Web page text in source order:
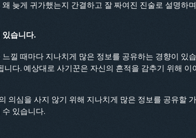
늦게 귀가했는지 간결하고 잘 짜여진 진술로 설명하
있습니다.
낄 때마다 지나치게 많은 정보를 공유하는 경향이 있
다. 예상대로 사기꾼은 자신의 흔적을 감추기 위해 이
의심을 사지 않기 위해 지나치게 많은 정보를 공유할
있습니다.